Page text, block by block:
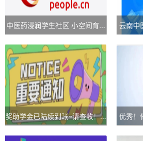
中医药浸润学生社区 小空间育... 云南中
奖助学金已陆续到账~请查收！... 优秀！